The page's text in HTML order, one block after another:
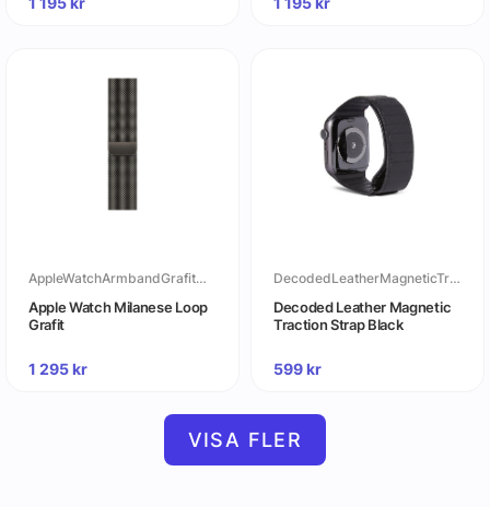
AppleWatchArmbandGrafitMilaneseLoop
Apple Watch Milanese Loop
Grafit
1 295kr
DecodedLeatherMagneticTractionStrapBlack
Decoded Leather Magnetic
Traction Strap Black
599kr
VISA FLER